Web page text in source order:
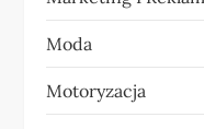
s
u
Moda
Motoryzacja